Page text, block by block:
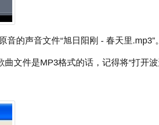
音的声音文件“旭日阳刚 - 春天里.mp3”
文件是MP3格式的话，记得将“打开